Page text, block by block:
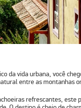
da vida urbana, você
entre as montanhas
refrescantes, este